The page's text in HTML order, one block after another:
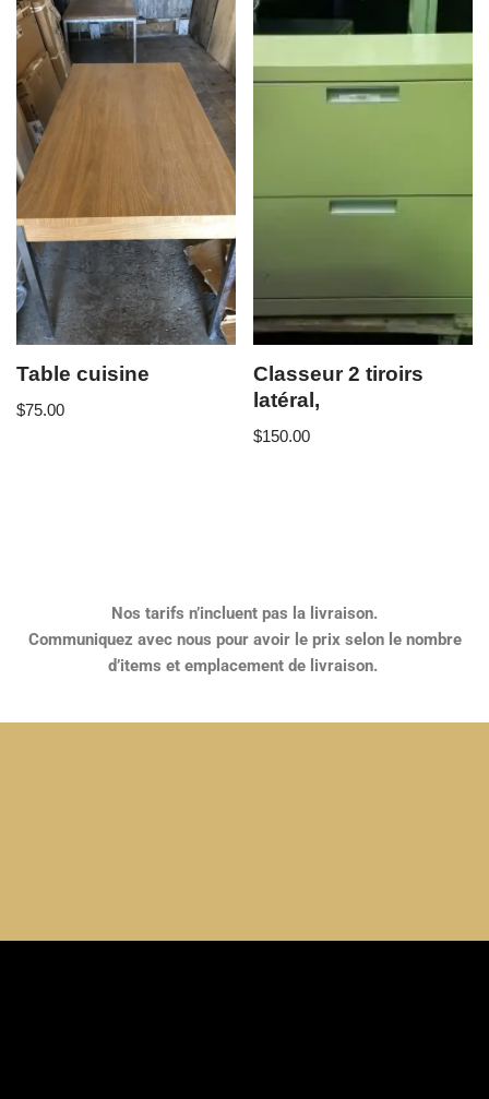
Table cuisine
$75.00
Classeur 2 tiroirs
latéral,
$150.00
Nos tarifs n’incluent pas la livraison.
Communiquez avec nous pour avoir le prix selon le nombre
d’items et emplacement de livraison.